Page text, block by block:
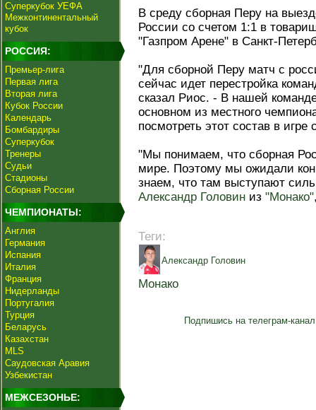
Суперкубок УЕФА
Межконтинентальный
кубок
РОССИЯ:
Премьер-лига
Первая лига
Вторая лига
Кубок России
Календарь
Бомбардиры
Суперкубок
Тренеры
Судьи
Стадионы
Сборная России
ЧЕМПИОНАТЫ:
Англия
Германия
Испания
Италия
Франция
Нидерланды
Португалия
Турция
Беларусь
Казахстан
MLS
Саудовская Аравия
Узбекистан
МЕЖСЕЗОНЬЕ:
В среду сборная Перу на
России со счетом 1:1 в
"Газпром Арене" в Санкт-
"Для сборной Перу матч с
сейчас идет перестройка
сказал Риос. - В нашей
основном из местного
посмотреть этот состав в игре
"Мы понимаем, что сборная
мире. Поэтому мы ожидали
знаем, что там выступают
Александр Головин из "Монако"
Теги:
Александр Головин
Монако
Подпишись на телеграм-